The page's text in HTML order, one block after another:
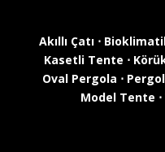
Akıllı Çatı ⋅
Kasetli Tente ⋅
Oval Pergola ⋅
Model Tente ⋅